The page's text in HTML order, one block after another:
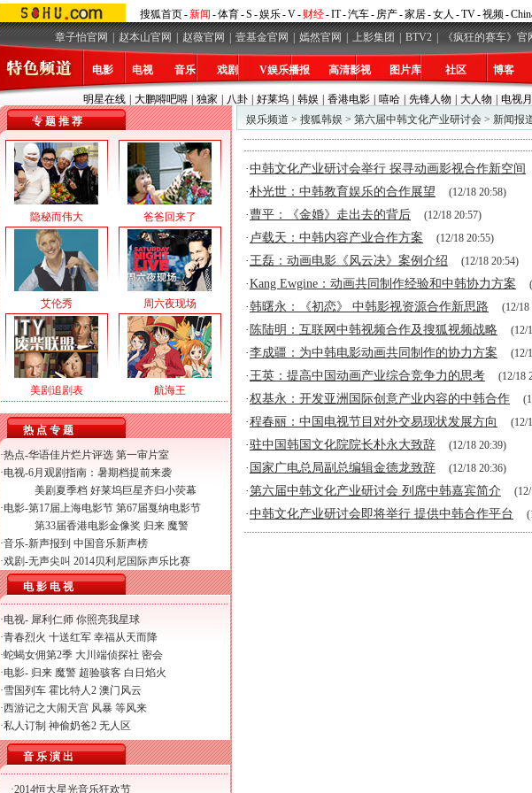
搜狐首页-新闻 -体育-S -娱乐-V- 财经-IT-汽车- 房产-家居-女人 -TV-视频-
章子怡官网
赵本山官网 赵薇官网 壹基金官网 嫣然官网 上影集团 BTV2 《疯狂的赛车》官
电影 电视 音乐 戏剧 V娱乐播报 高清影视 图片库 社区 博客
明星在线 大鹏嘚吧嘚 独家 八卦 好莱坞 韩娱 香港电影 嘻哈 先锋人物 大人物 电视
专 题 推 荐
隐秘而伟大 爸爸回来了
艾伦秀 周六夜现场
美剧追剧表 航海王
热 点 专 题
·热点-华语佳片烂片评选 第一审片室
·电视-6月观剧指南：暑期档提前来袭
美剧夏季档 好莱坞巨星齐归小荧幕
·电影-第17届上海电影节 第67届戛纳电影节
第33届香港电影金像奖 归来 魔警
·音乐-新声报到 中国音乐新声榜
·戏剧-无声尖叫 2014贝利尼国际声乐比赛
电 影 电 视
·电视- 犀利仁师 你照亮我星球
·青春烈火 十送红军 幸福从天而降
·蛇蝎女佣第2季 大川端侦探社 密会
·电影- 归来 魔警 超验骇客 白日焰火
·雪国列车 霍比特人2 澳门风云
·西游记之大闹天宫 风暴 等风来
·私人订制 神偷奶爸2 无人区
音 乐 演 出
·2014恒大星光音乐狂欢节
娱乐频道 > 搜狐韩娱 > 第六届中韩文化产业研讨会 > 新闻报
·中韩文化产业研讨会举行 探寻动画影视合作新空间
·朴光世：中韩教育娱乐的合作展望 (12/18 20:58)
·曹平：《金婚》走出去的背后 (12/18 20:57)
· 卢载天：中韩内容产业合作方案 (12/18 20:55)
·王磊：动画电影《风云决》案例介绍 (12/18 20:54)
·Kang Ewgine：动画共同制作经验和中韩协力方案
·韩曙永：《初恋》 中韩影视资源合作新思路 (12/18
· 陈陆明：互联网中韩视频合作及搜狐视频战略 (12/
·李成疆：为中韩电影动画共同制作的协力方案 (12/
·王英：提高中国动画产业综合竞争力的思考 (12/18
·权基永：开发亚洲国际创意产业内容的中韩合作
·程春丽：中国电视节目对外交易现状发展方向 (12/
·驻中国韩国文化院院长朴永大致辞 (12/18 20:39)
· 国家广电总局副总编辑金德龙致辞 (12/18 20:36)
·第六届中韩文化产业研讨会 列席中韩嘉宾简介
·中韩文化产业研讨会即将举行 提供中韩合作平台